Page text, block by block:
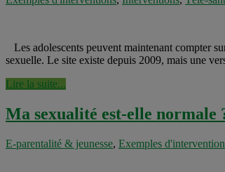
Les adolescents peuvent maintenant compter
sexuelle. Le site existe depuis 2009, mais une
Lire la suite...
Ma sexualité est-elle normale
E-parentalité & jeunesse, Exemples